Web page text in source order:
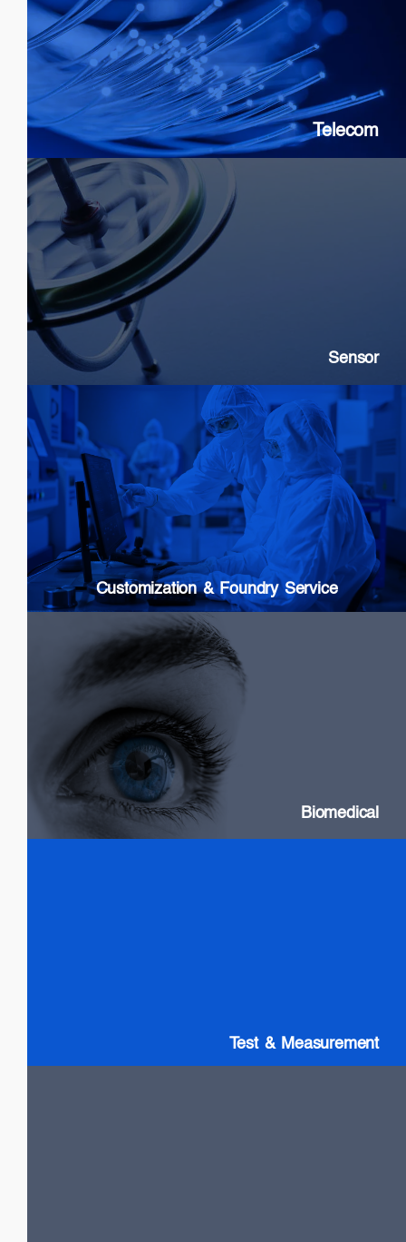
Biomedical
SLDs: Wideband & High Power
Swept Source Lasers: Long Coherence
Test & Measurement
Telecom
Telecom
SOAs: 10G & 25G
DFB
FP Lasers
PICs
Sensor
Sensor
SLDs: Gyroscopes, Current, Strain
SOAs: High extinction ratio
DFB: Gas & Chemical sensing
Customization & Foundry Service
Customization & Foundry Services
Epi wafer growth
Chip processing
Custom Packaging
Modules & Subsystems